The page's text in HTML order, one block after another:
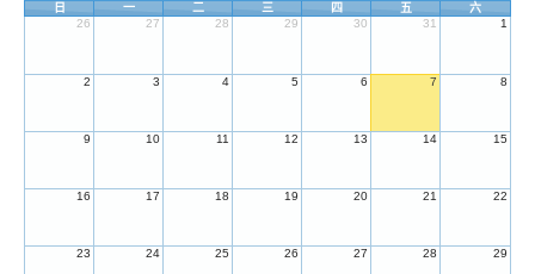
日 一 二 三 四 五
六
26
27 28 29 30 31 1
2 3 4 5 6 7 8
9 10 11 12 13 14 15
16 17 18 19 20 21 22
23 24 25 26 27 28 29